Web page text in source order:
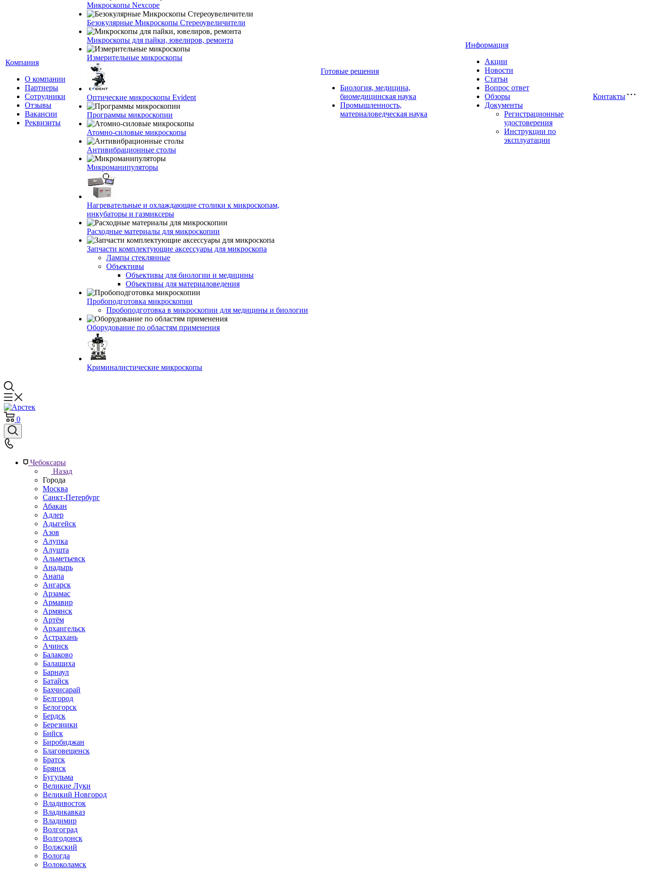
Компания
О компании
Партнеры
Сотрудники
Отзывы
Вакансии
Реквизиты
Микроскопы Nexcope
Безокулярные Микроскопы Стереоувеличители
Микроскопы для пайки, ювелиров, ремонта
Измерительные микроскопы
Оптические микроскопы Evident
Программы микроскопии
Атомно-силовые микроскопы
Антивибрационные столы
Микроманипуляторы
Нагревательные и охлаждающие столики к микроскопам,
инкубаторы и газмиксеры
Расходные материалы для микроскопии
Запчасти комплектующие аксессуары для микроскопа
Лампы стеклянные
Объективы
Объективы для биологии и медицины
Объективы для материаловедения
Пробоподготовка микроскопии
Пробоподготовка в микроскопии для медицины и биологии
Оборудование по областям применения
Криминалистические микроскопы
Готовые решения
Биология, медицина,
биомедицинская наука
Промышленность,
материаловедческая наука
Информация
Акции
Новости
Статьи
Вопрос ответ
Обзоры
Документы
Регистрационные
удостоверения
Инструкции по
эксплуатации
Контакты
0
Чебоксары
Назад
Города
Москва
Санкт-Петербург
Абакан
Адлер
Адыгейск
Азов
Алупка
Алушта
Альметьевск
Анадырь
Анапа
Ангарск
Арзамас
Армавир
Армянск
Артём
Архангельск
Астрахань
Ачинск
Балаково
Балашиха
Барнаул
Батайск
Бахчисарай
Белгород
Белогорск
Бердск
Березники
Бийск
Биробиджан
Благовещенск
Братск
Брянск
Бугульма
Великие Луки
Великий Новгород
Владивосток
Владикавказ
Владимир
Волгоград
Волгодонск
Волжский
Вологда
Волоколамск